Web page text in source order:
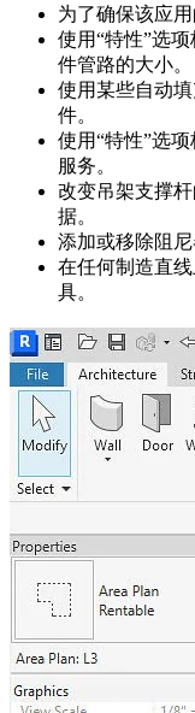
为了确保该应
使用“特性”选
件管路的大小。
使用某些自动
件。
使用“特性”选
服务。
改变吊架支撑
据。
添加或移除阻
在任何制造直
具。